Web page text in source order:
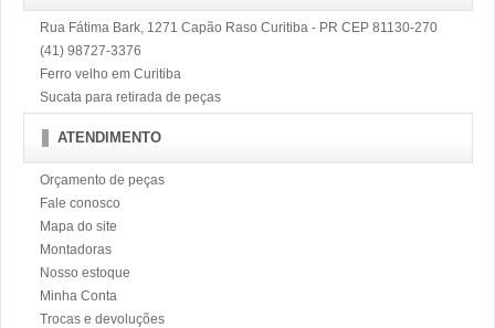
Rua Fátima Bark, 1271 Capão Raso Curitiba - PR CEP 81130-270
(41) 98727-3376
Ferro velho em Curitiba
Sucata para retirada de peças
ATENDIMENTO
Orçamento de peças
Fale conosco
Mapa do site
Montadoras
Nosso estoque
Minha Conta
Trocas e devoluções